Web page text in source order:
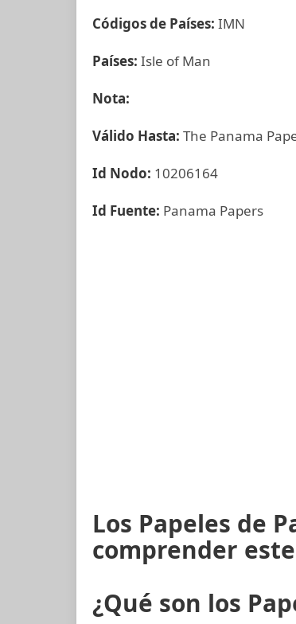
Códigos de Países: IMN
Países: Isle of Man
Nota:
Válido Hasta: The Panama
Id Nodo: 10206164
Id Fuente: Panama Papers
Los Papeles de
comprender
¿Qué son los